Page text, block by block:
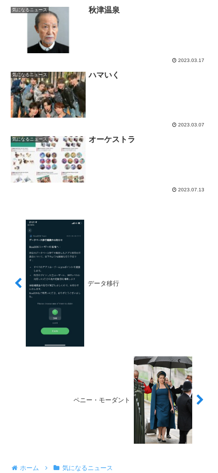
気になるニュース 秋津温泉
2023.03.17
気になるニュース ハマいく
2023.03.07
気になるニュース オーケストラ
2023.07.13
データ移行
ペニー・モーダント
ホーム 気になるニュース